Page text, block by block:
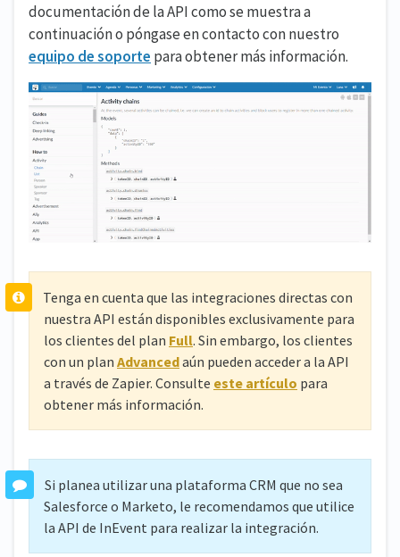
documentación de la API como se muestra a
continuación o póngase en contacto con nuestro
equipo de soporte para obtener más información.
Tenga en cuenta que las integraciones directas con
nuestra API están disponibles exclusivamente para
los clientes del plan Full. Sin embargo, los clientes
con un plan Advancedaún pueden acceder a la API
a través de Zapier. Consulte este artículo para
obtener más información.
Si planea utilizar una plataforma CRM que no sea
Salesforce o Marketo, le recomendamos que utilice
la API de InEvent para realizar la integración.